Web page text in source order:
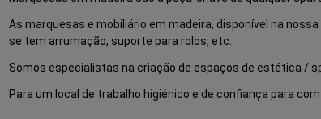
As marquesas e mobiliário em madeira, disponível na
se tem arrumação, suporte para rolos, etc.
Somos especialistas na criação de espaços de estética /
Para um local de trabalho higiénico e de confiança para